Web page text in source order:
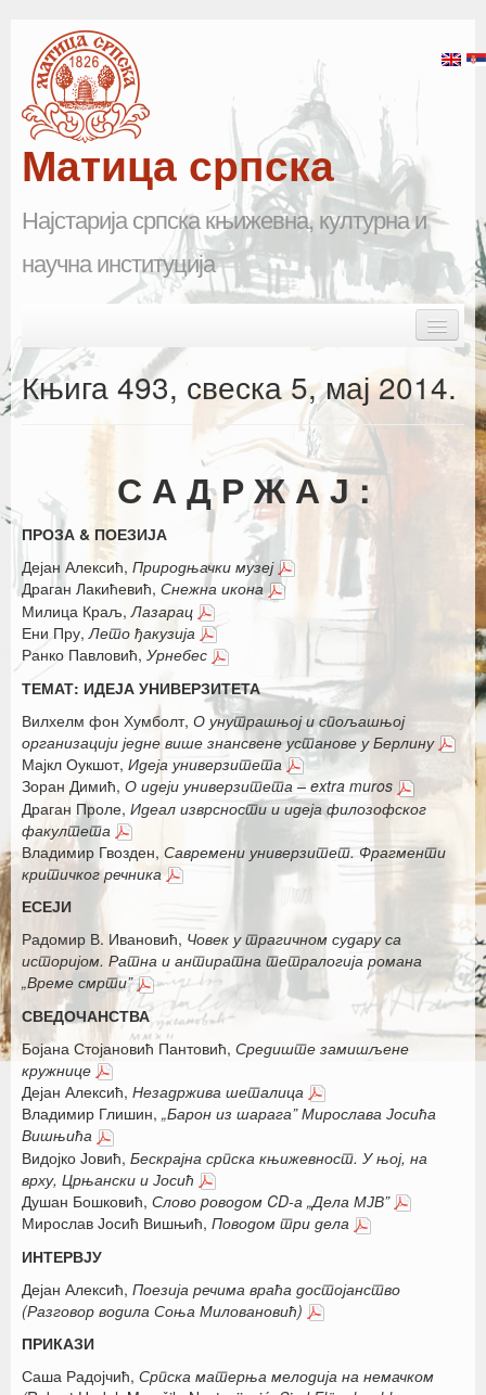
Матица српска
Најстарија српска књижевна, културна и
научна институција
Почетна
Матица српска
Каталог издања
Летопис Матице српске
Гласник Матице српске
Е–издања
Вести
Књига 493, свеска 5, мај 2014.
С А Д Р Ж А Ј :
ПРОЗА & ПОЕЗИЈА
Дејан Алексић, Природњачки музеј
Драган Лакићевић, Снежна икона
Милица Краљ, Лазарац
Ени Пру, Лето ђакузија
Ранко Павловић, Урнебес
ТЕМАТ: ИДЕЈА УНИВЕРЗИТЕТА
Вилхелм фон Хумболт, О унутрашњој и спољашњој
организацији једне више знансвене установе у Берлину
Мајкл Оукшот, Идеја универзитета
Зоран Димић, О идеји универзитета – extra muros
Драган Проле, Идеал изврсности и идеја филозофског
факултета
Владимир Гвозден, Савремени универзитет. Фрагменти
критичког речника
ЕСЕЈИ
Радомир В. Ивановић, Човек у трагичном судару са
историјом. Ратна и антиратна тетралогија романа
„Време смрти”
СВЕДОЧАНСТВА
Бојана Стојановић Пантовић, Средиште замишљене
кружнице
Дејан Алексић, Незадржива шеталица
Владимир Глишин, „Барон из шарага” Мирослава Јосића
Вишњића
Видојко Јовић, Бескрајна српска књижевност. У њој, на
врху, Црњански и Јосић
Душан Бошковић, Слово pоводом CD-а „Дела МЈВ”
Мирослав Јосић Вишњић, Поводом три дела
ИНТЕРВЈУ
Дејан Алексић, Поезија речима враћа достојанство
(Разговор водила Соња Миловановић)
ПРИКАЗИ
Саша Радојчић, Српска матерња мелодија на немачком